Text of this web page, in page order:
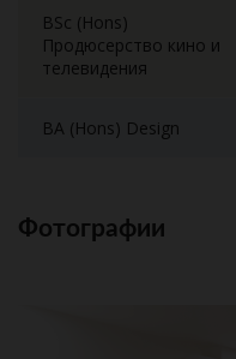
BSc (Hons)
Продюсерство кино и
телевидения
BA (Hons) Design
Фотографии